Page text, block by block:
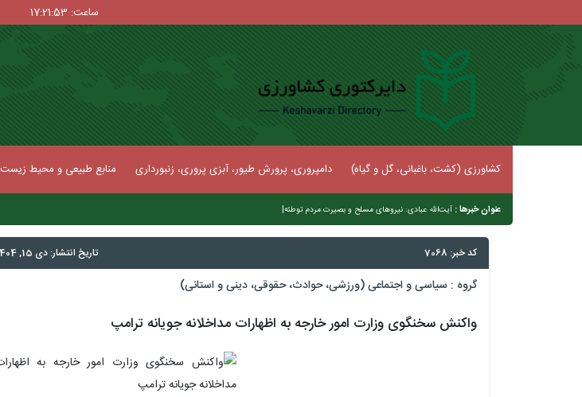
ساعت: 17:21:54
کشاورزی (کشت، باغبانی، گل و گیاه) دامپروری، پرورش طیور، آبزی پروری، زنبورداری منابع طبیعی و محیط زیست
عنوان خبرها : آیت‌الله عبادی: نیروهای مسلح و بصیرت مردم توطئه‌های دشمن را خنثی کرد
کد خبر: 7068 تاریخ انتشار: دی 15, 1404
گروه : سیاسی و اجتماعی (ورزشی، حوادث، حقوقی، دینی و استانی)
واکنش سخنگوی وزارت امور خارجه به اظهارات مداخلانه جویانه ترامپ